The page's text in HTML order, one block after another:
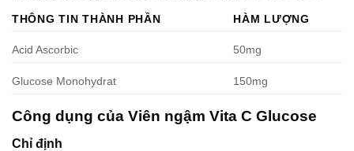
THÔNG TIN THÀNH PHẦN HÀM LƯỢNG
Acid Ascorbic 50mg
Glucose Monohydrat 150mg
Công dụng của Viên ngậm Vita C Glucose
Chỉ định